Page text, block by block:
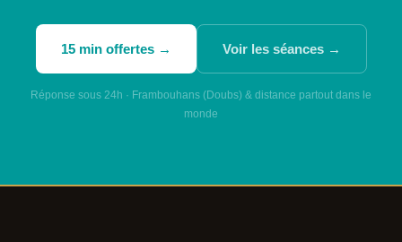
15 min offertes → Voir les séances →
Réponse sous 24h · Frambouhans (Doubs) & distance partout dans le
monde